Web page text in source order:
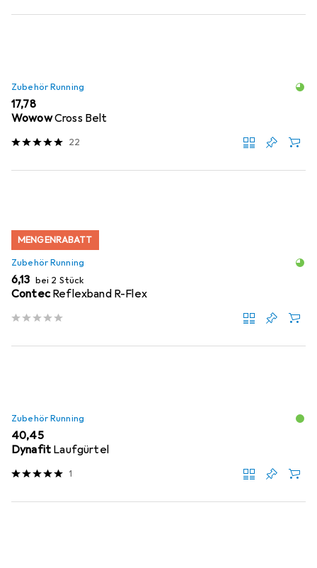
Zubehör Running
EUR
17,78
WowowCross Belt
22
MENGENRABATT
Zubehör Running
EUR
6,13 bei 2 Stück
Contec Reflexband R-Flex
Zubehör Running
EUR
40,45
Dynafit Laufgürtel
1